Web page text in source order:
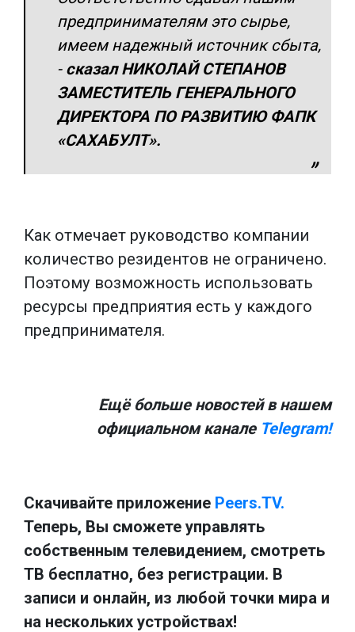
предпринимателям это сырье,
имеем надежный источник сбыта,
- сказал НИКОЛАЙ СТЕПАНОВ
ЗАМЕСТИТЕЛЬ ГЕНЕРАЛЬНОГО
ДИРЕКТОРА ПО РАЗВИТИЮ ФАПК
«САХАБУЛТ».
Как отмечает руководство компании
количество резидентов не ограничено.
Поэтому возможность использовать
ресурсы предприятия есть у каждого
предпринимателя.
Ещё больше новостей в нашем
официальном канале Telegram!
Скачивайте приложение Peers.TV.
Теперь, Вы сможете управлять
собственным телевидением, смотреть
ТВ бесплатно, без регистрации. В
записи и онлайн, из любой точки мира и
на нескольких устройствах!